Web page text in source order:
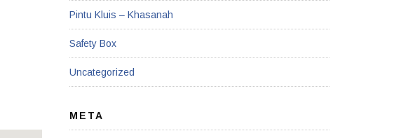
Pintu Kluis – Khasanah
Safety Box
Uncategorized
META